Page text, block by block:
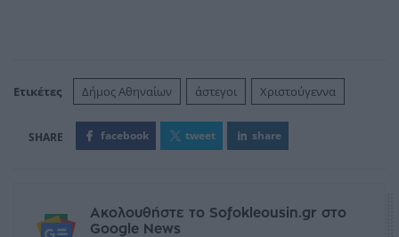
Ετικέτες Δήμος Αθηναίων άστεγοι Χριστούγεννα
facebook tweet share
Ακολουθήστε το Sofokleousin.gr στο
Google News